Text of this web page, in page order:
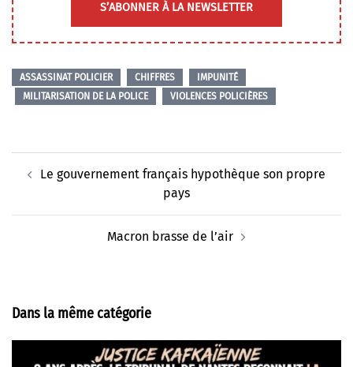
S’ABONNER À LA NEWSLETTER
ASSASSINAT POLICIER CHIFFRES
IMPUNITÉ
MILITARISATION DE LA POLICE
VIOLENCES POLICIÈRES
d’article
Le gouvernement français hypothèque son propre
pays
Macron brasse de l’air
Dans la même catégorie